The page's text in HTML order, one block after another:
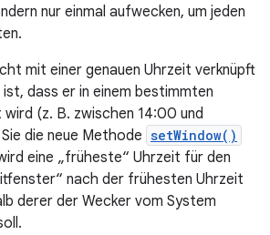
nur einmal aufwecken, um jeden
mit einer genauen Uhrzeit verknüpft
dass er in einem bestimmten
(z. B. zwischen 14:00 und
die neue Methode setWindow()
eine „früheste“ Uhrzeit für den
nach der frühesten Uhrzeit
derer der Wecker vom System